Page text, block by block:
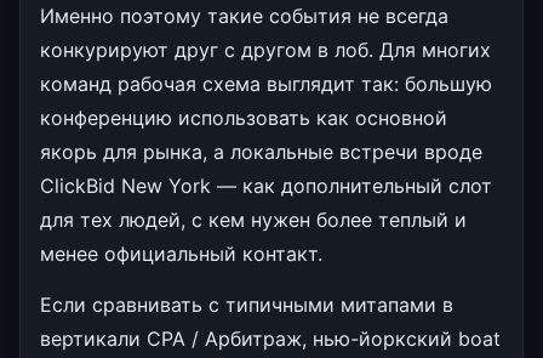
Именно поэтому такие события не всегда
конкурируют друг с другом в лоб. Для многих
команд рабочая схема выглядит так: большую
конференцию использовать как основной
якорь для рынка, а локальные встречи вроде
ClickBid New York — как дополнительный слот
для тех людей, с кем нужен более теплый и
менее официальный контакт.
Если сравнивать с типичными митапами в
вертикали CPA / Арбитраж, нью-йоркский boat